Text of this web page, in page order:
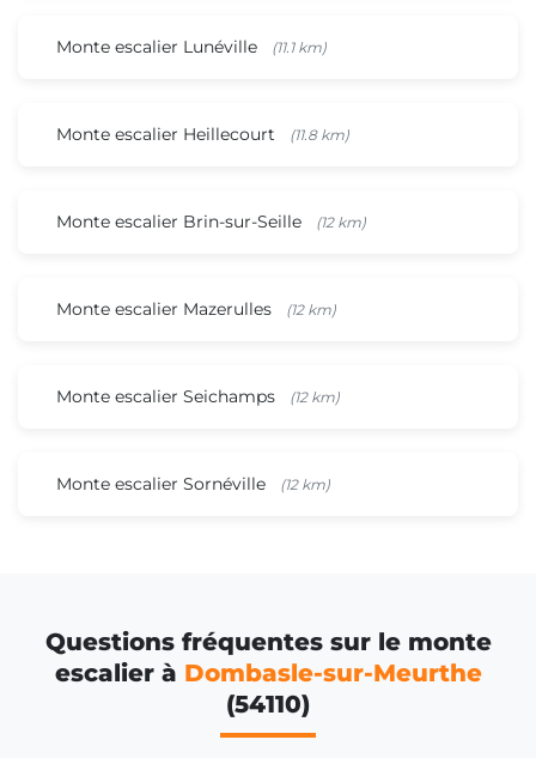
Monte escalier Lunéville (11.1 km)
Monte escalier Heillecourt (11.8 km)
Monte escalier Brin-sur-Seille (12 km)
Monte escalier Mazerulles (12 km)
Monte escalier Seichamps (12 km)
Monte escalier Sornéville (12 km)
Questions fréquentes sur le monte
escalier à Dombasle-sur-Meurthe
(54110)